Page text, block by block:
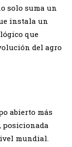
solo suma un
instala un
que
del agro
abierto más
posicionada
mundial.